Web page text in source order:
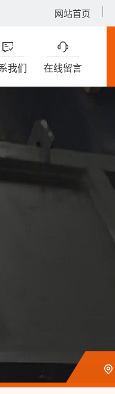
网站首页
我们 在线留言